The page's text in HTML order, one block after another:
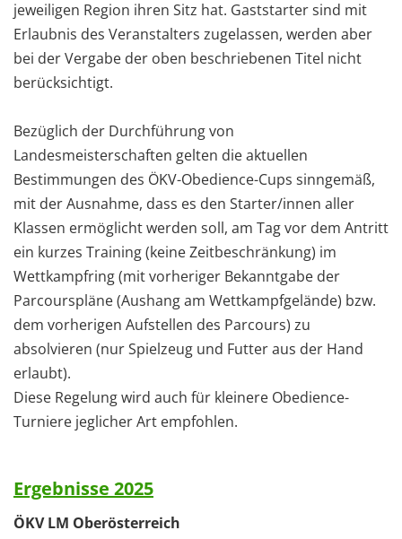
jeweiligen Region ihren Sitz hat. Gaststarter sind mit
Erlaubnis des Veranstalters zugelassen, werden aber
bei der Vergabe der oben beschriebenen Titel nicht
berücksichtigt.
Bezüglich der Durchführung von
Landesmeisterschaften gelten die aktuellen
Bestimmungen des ÖKV-Obedience-Cups sinngemäß,
mit der Ausnahme, dass es den Starter/innen aller
Klassen ermöglicht werden soll, am Tag vor dem Antritt
ein kurzes Training (keine Zeitbeschränkung) im
Wettkampfring (mit vorheriger Bekanntgabe der
Parcourspläne (Aushang am Wettkampfgelände) bzw.
dem vorherigen Aufstellen des Parcours) zu
absolvieren (nur Spielzeug und Futter aus der Hand
erlaubt).
Diese Regelung wird auch für kleinere Obedience-
Turniere jeglicher Art empfohlen.
Ergebnisse 2025
ÖKV LM Oberösterreich